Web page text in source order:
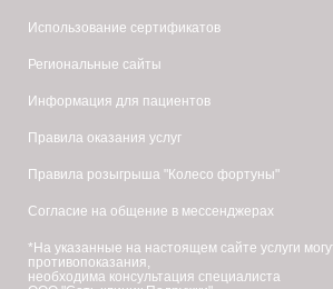
Использование сертификатов
Региональные сайты
Информация для пациентов
Правила оказания услуг
Правила розыгрыша "Колесо фортуны"
Согласие на общение в мессенджерах
*На указанные на настоящем сайте услуги
противопоказания,
необходима консультация специалиста